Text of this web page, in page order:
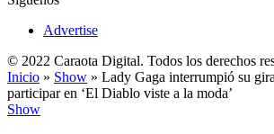
Advertise
© 2022 Caraota Digital. Todos los derechos
Inicio » Show » Lady Gaga interrumpió su
participar en ‘El Diablo viste a la moda’
Show